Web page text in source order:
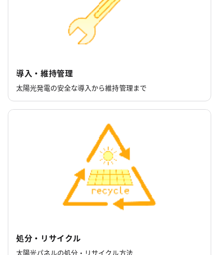
導入・維持管理
太陽光発電の安全な導入から維持管理まで
処分・リサイクル
太陽光パネルの処分・リサイクル方法